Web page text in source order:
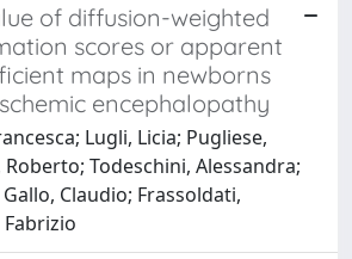
of diffusion-weighted
scores or apparent
maps in newborns
encephalopathy
Lugli, Licia; Pugliese,
Todeschini, Alessandra;
Gallo, Claudio; Frassoldati,
Fabrizio